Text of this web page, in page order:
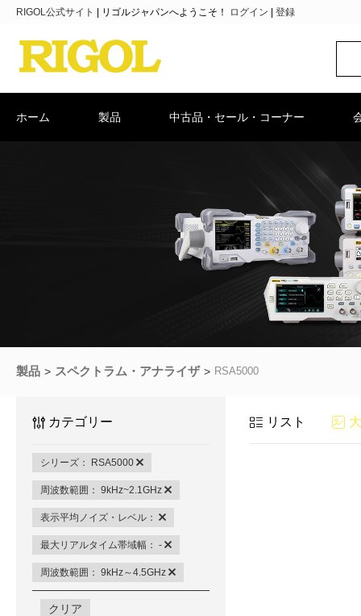
RIGOL公式サイト リゴルジャパンへようこそ！ ログイン 登録
ホーム 製品 中古品・セール・コーナー
製品 スペクトラム・アナライザ RSA5000
カテゴリー
シリーズ： RSA5000
周波数範囲： 9kHz~2.1GHz
表示平均ノイズ・レベル：
最大リアルタイム帯域幅： -
周波数範囲： 9kHz～4.5GHz
クリア
リスト